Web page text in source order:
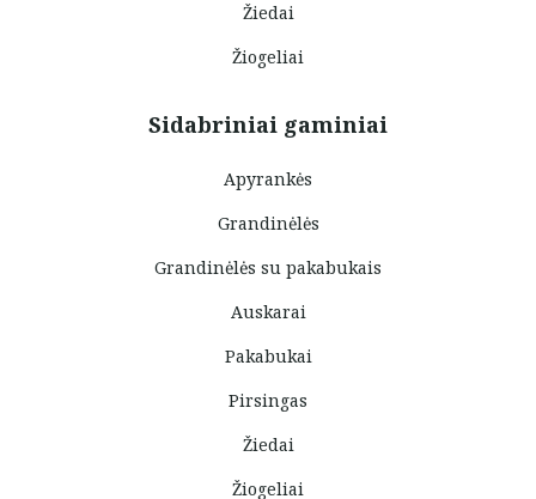
Žiedai
Žiogeliai
Sidabriniai gaminiai
Apyrankės
Grandinėlės
Grandinėlės su pakabukais
Auskarai
Pakabukai
Pirsingas
Žiedai
Žiogeliai